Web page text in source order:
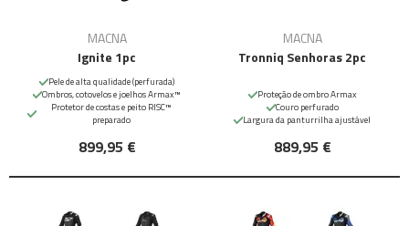
MACNA
Ignite 1pc
Pele de alta qualidade (perfurada)
Ombros, cotovelos e joelhos Armax™
Protetor de costas e peito RISC™
preparado
899,95 €
MACNA
Tronniq Senhoras 2pc
Proteção de ombro Armax
Couro perfurado
Largura da panturrilha ajustável
889,95 €